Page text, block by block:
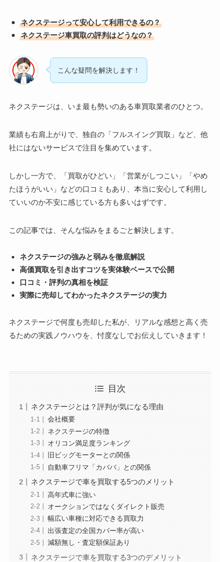
ネクステージって安心して利用できるの？
ネクステージ車買取の評判はどうなの？
こんな疑問を解決します！
ネクステージは、いま最も勢いのある車買取業者のひとつ。
業績も右肩上がりで、独自の「フルスイング買取」など、他
社にはないサービスで注目を集めています。
しかし一方で、「買取がひどい」「営業がしつこい」「やめ
たほうがいい」などの口コミもあり、本当に安心して利用し
ていいのか不安に感じている方も多いはずです。
この記事では、そんな悩みをまるごと解決します。
ネクステージの強みと弱みを徹底解説
高価買取を引き出すコツを実体験ベースで公開
口コミ・評判の真相を検証
実際に売却してわかったネクステージの実力
ネクステージで何度も売却した私が、リアルな感想と高く売
るための実践ノウハウを、忖度なしでお伝えしていきます！
目次
ネクステージとは？評判が気になる理由
会社概要
ネクステージの特徴
オリコン満足度ランキング
旧ビッグモーターとの関係
自動車フリマ「カババ」との関係
ネクステージで車を買取する5つのメリット
高年式車に強い
オークションではなくダイレクト販売
幅広い車種に対応できる買取力
出張査定の全国カバー率が高い
減額無し・査定額保証あり
ネクステージで車を買取する3つのデメリット